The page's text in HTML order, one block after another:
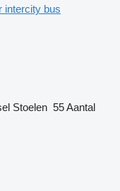
intercity bus
Stoelen 55Aantal